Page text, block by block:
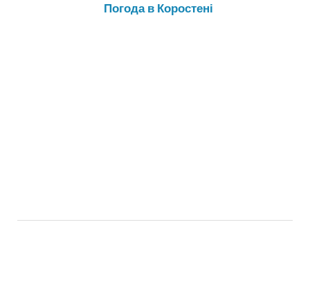
Погода в Коростені